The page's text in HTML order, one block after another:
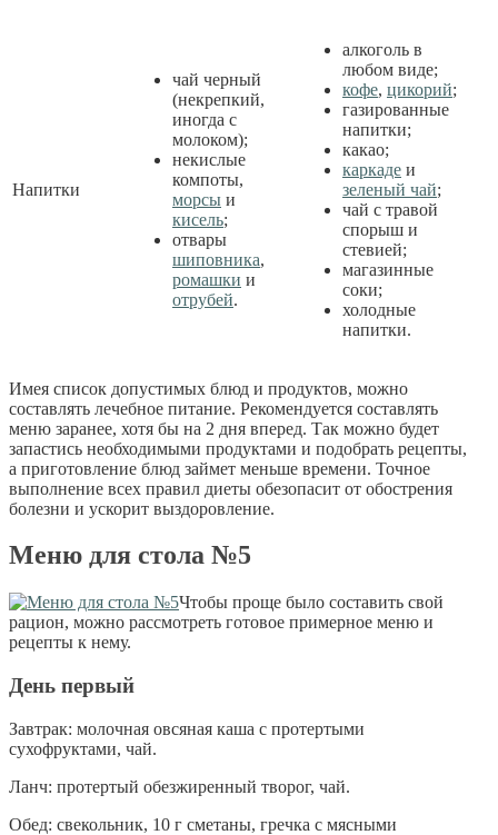
Напитки
чай черный
(некрепкий,
иногда с
молоком);
некислые
компоты,
морсы и
кисель;
отвары
шиповника,
ромашки и
отрубей.
алкоголь в
любом виде;
кофе, цикорий;
газированные
напитки;
какао;
каркаде и
зеленый чай;
чай с травой
спорыш и
стевией;
магазинные
соки;
холодные
напитки.
Имея список допустимых блюд и продуктов, можно
составлять лечебное питание. Рекомендуется составлять
меню заранее, хотя бы на 2 дня вперед. Так можно будет
запастись необходимыми продуктами и подобрать рецепты,
а приготовление блюд займет меньше времени. Точное
выполнение всех правил диеты обезопасит от обострения
болезни и ускорит выздоровление.
Меню для стола №5
Чтобы проще было составить свой
рацион, можно рассмотреть готовое примерное меню и
рецепты к нему.
День первый
Завтрак: молочная овсяная каша с протертыми
сухофруктами, чай.
Ланч: протертый обезжиренный творог, чай.
Обед: свекольник, 10 г сметаны, гречка с мясными